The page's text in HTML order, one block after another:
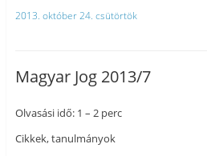
2013. október 24. csütörtök
Magyar Jog 2013/7
Olvasási idő: 1 – 2 perc
Cikkek, tanulmányok